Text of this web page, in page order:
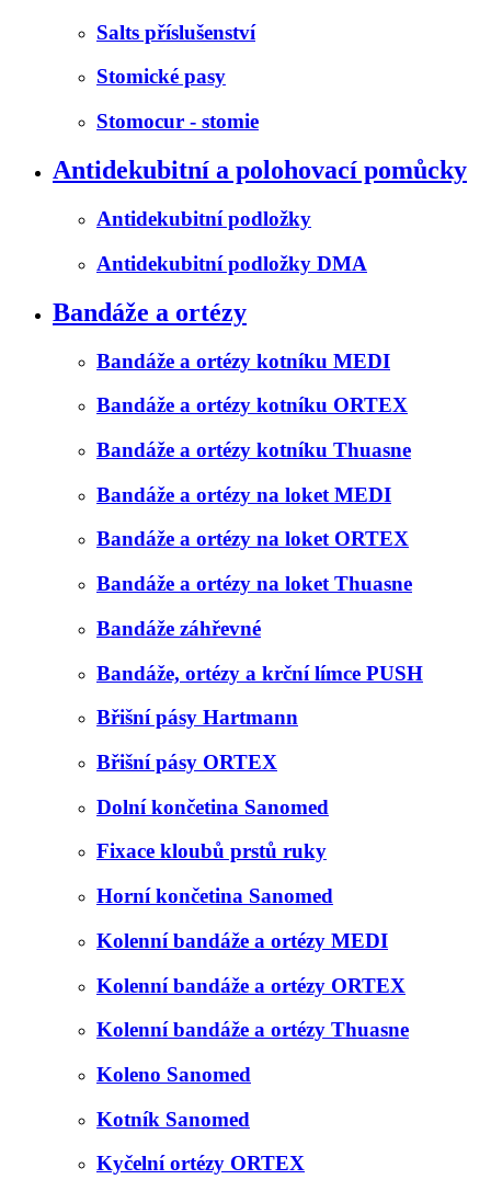
Salts příslušenství
Stomické pasy
Stomocur - stomie
Antidekubitní a polohovací pomůcky
Antidekubitní podložky
Antidekubitní podložky DMA
Bandáže a ortézy
Bandáže a ortézy kotníku MEDI
Bandáže a ortézy kotníku ORTEX
Bandáže a ortézy kotníku Thuasne
Bandáže a ortézy na loket MEDI
Bandáže a ortézy na loket ORTEX
Bandáže a ortézy na loket Thuasne
Bandáže záhřevné
Bandáže, ortézy a krční límce PUSH
Břišní pásy Hartmann
Břišní pásy ORTEX
Dolní končetina Sanomed
Fixace kloubů prstů ruky
Horní končetina Sanomed
Kolenní bandáže a ortézy MEDI
Kolenní bandáže a ortézy ORTEX
Kolenní bandáže a ortézy Thuasne
Koleno Sanomed
Kotník Sanomed
Kyčelní ortézy ORTEX